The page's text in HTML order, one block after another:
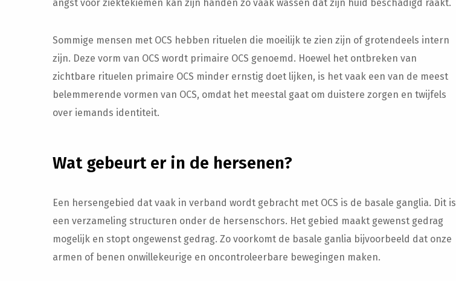
angst voor ziektekiemen kan zijn handen zo vaak wassen dat zijn huid beschadigd raakt.
Sommige mensen met OCS hebben rituelen die moeilijk te zien zijn of grotendeels intern
zijn. Deze vorm van OCS wordt primaire OCS genoemd. Hoewel het ontbreken van
zichtbare rituelen primaire OCS minder ernstig doet lijken, is het vaak een van de meest
belemmerende vormen van OCS, omdat het meestal gaat om duistere zorgen en twijfels
over iemands identiteit.
Wat gebeurt er in de hersenen?
Een hersengebied dat vaak in verband wordt gebracht met OCS is de basale ganglia. Dit is
een verzameling structuren onder de hersenschors. Het gebied maakt gewenst gedrag
mogelijk en stopt ongewenst gedrag. Zo voorkomt de basale ganlia bijvoorbeeld dat onze
armen of benen onwillekeurige en oncontroleerbare bewegingen maken.